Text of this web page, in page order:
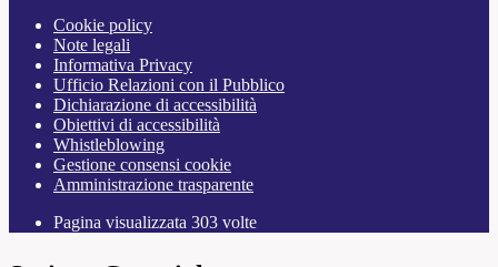
Cookie policy
Note legali
Informativa Privacy
Ufficio Relazioni con il Pubblico
Dichiarazione di accessibilità
Obiettivi di accessibilità
Whistleblowing
Gestione consensi cookie
Amministrazione trasparente
Pagina visualizzata 303 volte